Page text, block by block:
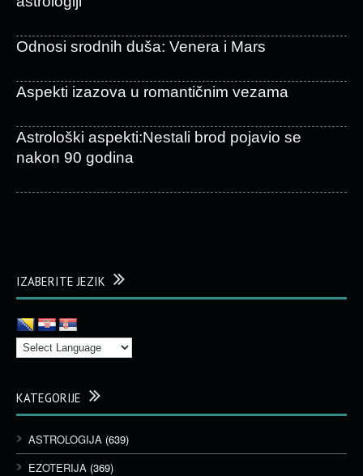
Odnosi srodnih duša: Venera i Mars
Aspekti izazova u romantičnim vezama
Astrološki aspekti:Nestali brod pojavio se
nakon 90 godina
IZABERITE JEZIK
KATEGORIJE
ASTROLOGIJA (639)
EZOTERIJA (369)